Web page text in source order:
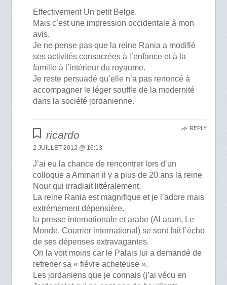
Effectivement Un petit Belge.
Mais c’est une impression occidentale à mon
avis.
Je ne pense pas que la reine Rania a modifié
ses activités consacrées à l’enfance et à la
famille à l’intérieur du royaume.
Je reste persuadé qu’elle n’a pas renoncé à
accompagner le léger souffle de la modernité
dans la société jordanienne.
ricardo
2 JUILLET 2012 @ 16:13
J’ai eu la chance de rencontrer lors d’un
colloque a Amman il y a plus de 20 ans la reine
Nour qui irradiait littéralement.
La reine Rania est magnifique et je l’adore mais
extrémement dépensière.
la presse internationale et arabe (Al aram, Le
Monde, Courrier international) se sont fait l’écho
de ses dépenses extravagantes.
On la voit moins car le Palais lui a demandé de
refrener sa « fiévre acheteuse ».
Les jordaniens que je connais (j’ai vécu en
REPLY